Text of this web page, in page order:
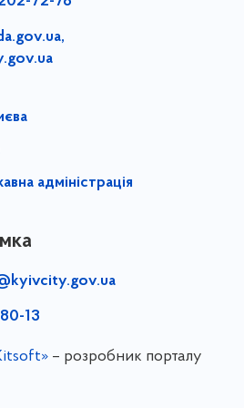
,
адміністрація
13
– розробник порталу